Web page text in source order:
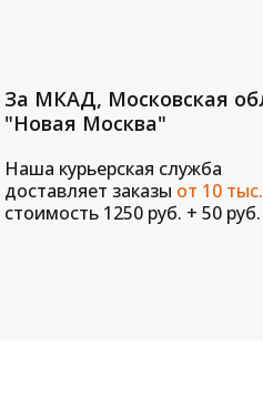
За МКАД, Московская
"Новая Москва"
Наша курьерская служба
доставляет заказы от 10
стоимость 1250 руб. + 50